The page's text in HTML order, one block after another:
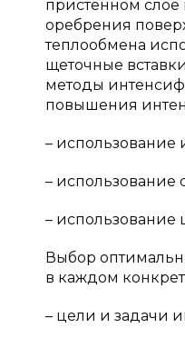
пристенном
оребрения
теплообмена
щеточные
методы
повышения
– использование
– использование
– использование
Выбор
в каждом
– цели и задачи